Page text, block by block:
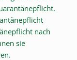
nach
sie